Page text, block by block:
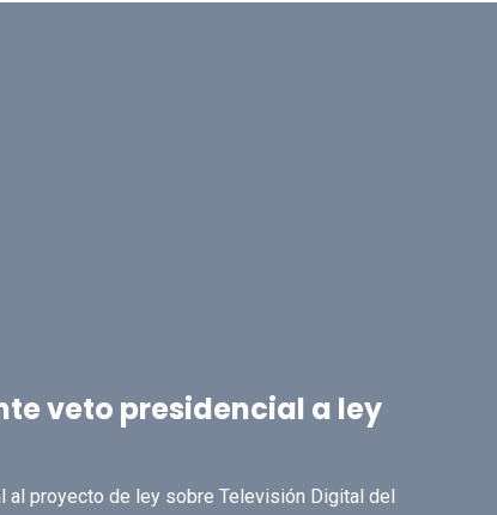
veto presidencial a ley
al proyecto de ley sobre Televisión Digital del